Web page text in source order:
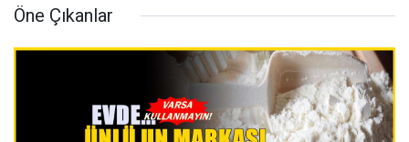
Öne Çıkanlar